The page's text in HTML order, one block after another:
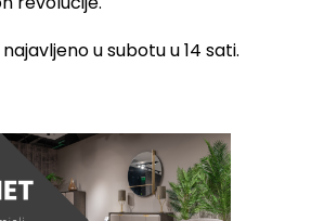
u subotu u 14 sati.